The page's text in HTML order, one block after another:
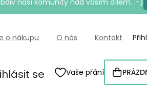
naší komunity nad vaším dílem. :-)
o nákupu O nás Kontakt
se Vaše přání